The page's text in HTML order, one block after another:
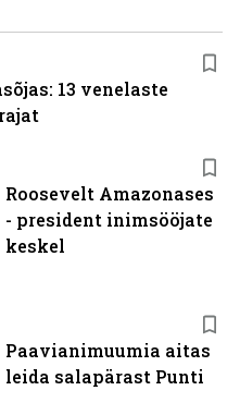
Roosevelt Amazonases
- president inimsööjate
keskel
Paavianimuumia aitas
leida salapärast Punti
13 venelaste